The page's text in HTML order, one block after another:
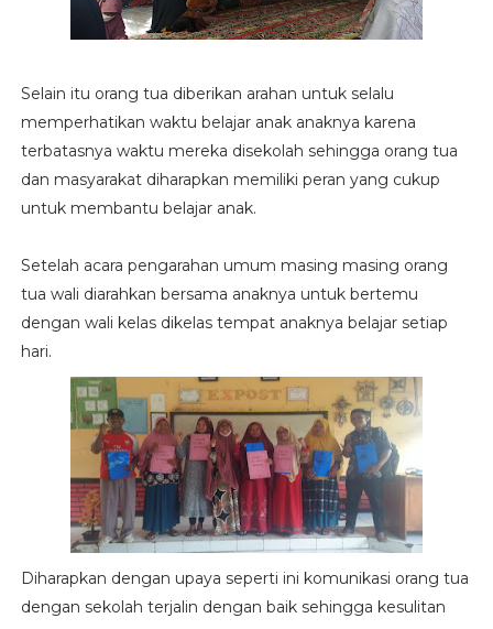
Selain itu orang tua diberikan arahan untuk selalu
memperhatikan waktu belajar anak anaknya karena
terbatasnya waktu mereka disekolah sehingga orang tua
dan masyarakat diharapkan memiliki peran yang cukup
untuk membantu belajar anak.
Setelah acara pengarahan umum masing masing orang
tua wali diarahkan bersama anaknya untuk bertemu
dengan wali kelas dikelas tempat anaknya belajar setiap
hari.
Diharapkan dengan upaya seperti ini komunikasi orang tua
dengan sekolah terjalin dengan baik sehingga kesulitan